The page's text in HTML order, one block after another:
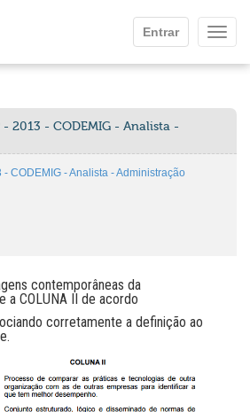
Entrar
- 2013 - CODEMIG - Analista -
- CODEMIG - Analista - Administração
contemporâneas da
a COLUNA II de acordo
corretamente a definição ao